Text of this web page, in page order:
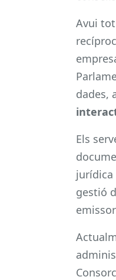
Avui
dades,
Els
jurídica
gestió